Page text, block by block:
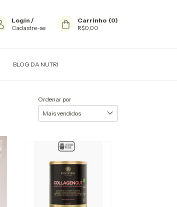
Login /
Cadastre-se
Carrinho (0)
R$0,00
BLOG DA NUTRI
Ordenar por